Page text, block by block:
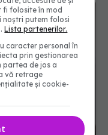
Ministerul
din teritoriu
fi folosite în mod
noștri putem folosi
Lista partenerilor.
caracter personal în
prin gestionarea
partea de jos a
vă retrage
și cookie-